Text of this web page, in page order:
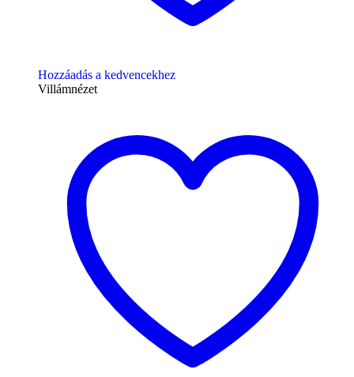
Hozzáadás a kedvencekhez
Villámnézet